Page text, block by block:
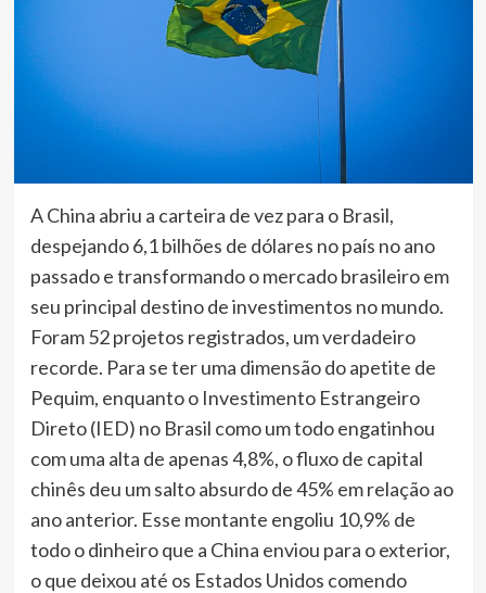
A China abriu a carteira de vez para o Brasil,
despejando 6,1 bilhões de dólares no país no ano
passado e transformando o mercado brasileiro em
seu principal destino de investimentos no mundo.
Foram 52 projetos registrados, um verdadeiro
recorde. Para se ter uma dimensão do apetite de
Pequim, enquanto o Investimento Estrangeiro
Direto (IED) no Brasil como um todo engatinhou
com uma alta de apenas 4,8%, o fluxo de capital
chinês deu um salto absurdo de 45% em relação ao
ano anterior. Esse montante engoliu 10,9% de
todo o dinheiro que a China enviou para o exterior,
o que deixou até os Estados Unidos comendo